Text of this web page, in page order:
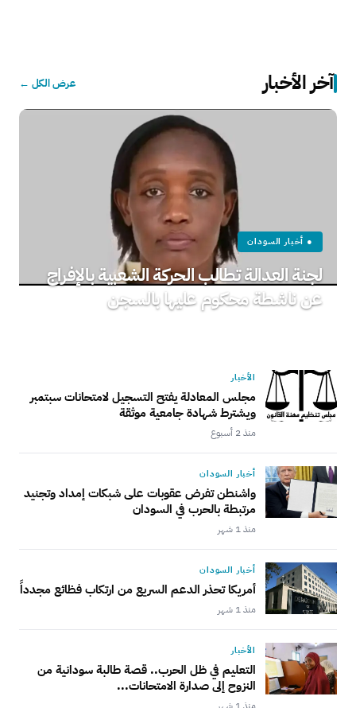
آخر الأخبار عرض الكل ←
● أخبار السودان
لجنة العدالة تطالب الحركة الشعبية بالإفراج
عن ناشطة محكوم عليها بالسجن
الأخبار
مجلس المعادلة يفتح التسجيل لامتحانات سبتمبر
ويشترط شهادة جامعية موثقة
منذ 2 أسبوع
أخبار السودان
واشنطن تفرض عقوبات على شبكات إمداد وتجنيد
مرتبطة بالحرب في السودان
منذ 1 شهر
أخبار السودان
أمريكا تحذر الدعم السريع من ارتكاب فظائع مجدداً
منذ 1 شهر
الأخبار
التعليم في ظل الحرب.. قصة طالبة سودانية من
النزوح إلى صدارة الامتحانات...